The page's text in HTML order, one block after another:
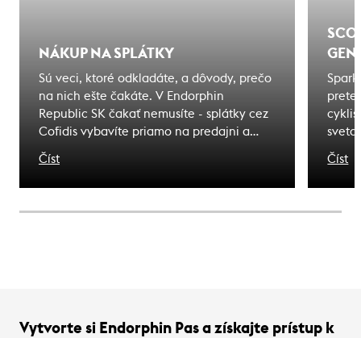
NÁKUP NA SPLÁTKY
Sú veci, ktoré odkladáte, a dôvody, prečo
na nich ešte čakáte. V Endorphin
Republic SK čakať nemusíte - splátky cez
Cofidis vybavíte priamo na predajni a
odídete s tým, čo ste si vybrali. Zážitky, na
ktoré čakáte sú bližšie, ako si myslíte.
Číst
meno
Číst
Vytvorte si Endorphin Pas a získajte prístup k